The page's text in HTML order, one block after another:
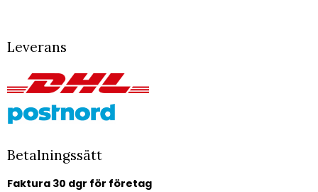
Leverans
Betalningssätt
Faktura 30 dgr för företag